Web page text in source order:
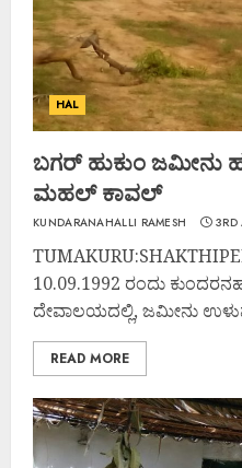
HAL
ಬಗರ್ ಹುಕುಂ ಜಮೀನು
ಮಹಲ್ ಕಾವಲ್
KUNDARANAHALLI RAMESH 3RD
10.09.1992 ರಂದು
ದೇವಾಲಯದಲ್ಲಿ, ಜಮೀನು ಉಳುಮೆ
READ MORE